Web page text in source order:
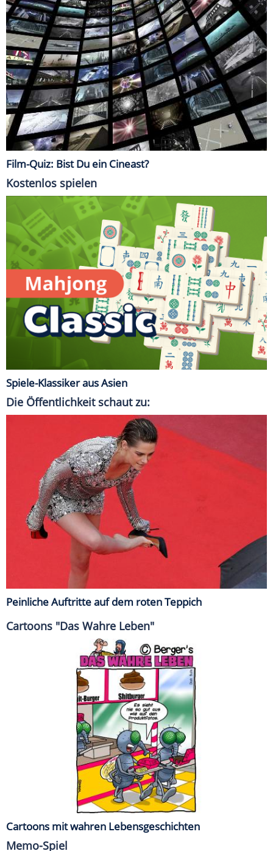
Film-Quiz: Bist Du ein Cineast?
Kostenlos spielen
Spiele-Klassiker aus Asien
Die Öffentlichkeit schaut zu:
Peinliche Auftritte auf dem roten Teppich
Cartoons "Das Wahre Leben"
Cartoons mit wahren Lebensgeschichten
Memo-Spiel